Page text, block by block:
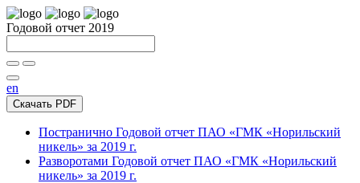
Годовой отчет 2019
en
Скачать PDF
Постранично Годовой отчет ПАО «ГМК «Норильский
никель» за 2019 г.
Разворотами Годовой отчет ПАО «ГМК «Норильский
никель» за 2019 г.